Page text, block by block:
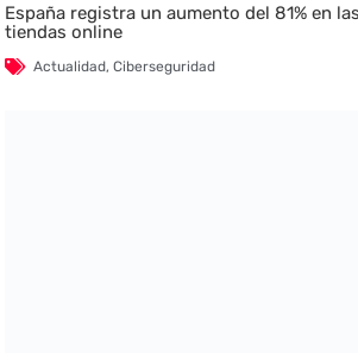
España registra un aumento del 81% en
tiendas online
Actualidad,Ciberseguridad